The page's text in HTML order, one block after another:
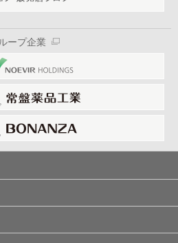
ープ企業